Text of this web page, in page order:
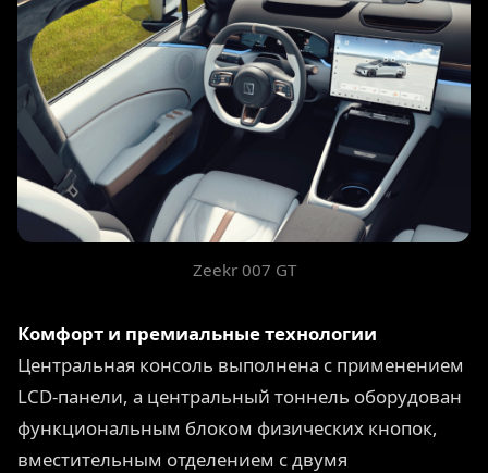
Zeekr 007 GT
Комфорт и премиальные технологии
Центральная консоль выполнена с применением
LCD-панели, а центральный тоннель оборудован
функциональным блоком физических кнопок,
вместительным отделением с двумя